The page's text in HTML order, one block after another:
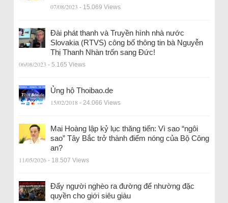
07/08/2023 - 15.069 Views
Đài phát thanh và Truyền hình nhà nước
Slovakia (RTVS) công bố thông tin bà Nguyễn
Thị Thanh Nhàn trốn sang Đức!
06/08/2023 - 5.165 Views
Ủng hộ Thoibao.de
15/02/2018 - 24.066 Views
Mai Hoàng lập kỷ lục thăng tiến: Vì sao “ngôi
sao” Tây Bắc trở thành điểm nóng của Bộ Công
an?
11/05/2026 - 18.507 Views
Đẩy người nghèo ra đường để nhường đặc
quyền cho giới siêu giàu